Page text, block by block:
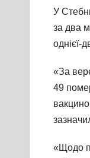
У
за два
однієї-
«За
49
«Щодо